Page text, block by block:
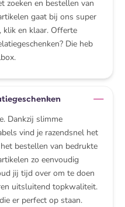
zoeken en bestellen van
gaat bij ons super
klik en klaar. Offerte
Die heb
Dankzij slimme
vind je razendsnel het
bestellen van bedrukte
zo eenvoudig
jij tijd over om te doen
uitsluitend topkwaliteit.
er perfect op staan.